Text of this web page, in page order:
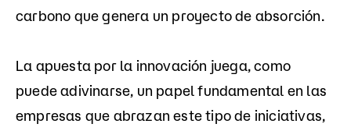
carbono que genera un proyecto de absorción.
La apuesta por la innovación juega, como
puede adivinarse, un papel fundamental en las
empresas que abrazan este tipo de iniciativas,